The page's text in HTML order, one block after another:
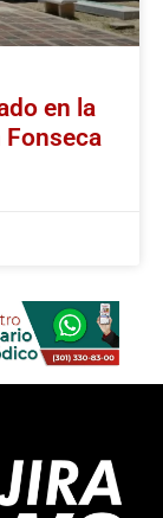
en la
Fonseca